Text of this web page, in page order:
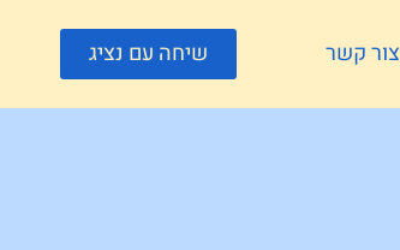
צור קשר שיחה עם נציג